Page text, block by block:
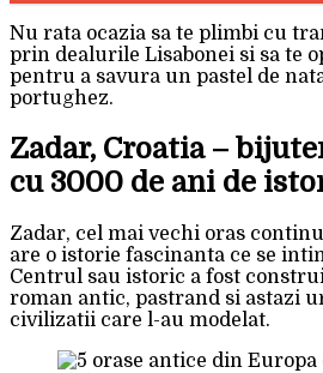
Nu rata ocazia sa te plimbi cu
prin dealurile Lisabonei si sa te
pentru a savura un pastel de
portughez.
Zadar, Croatia –
cu 3000 de ani de
Zadar, cel mai vechi oras
are o istorie fascinanta ce se
Centrul sau istoric a fost
roman antic, pastrand si astazi
civilizatii care l-au modelat.